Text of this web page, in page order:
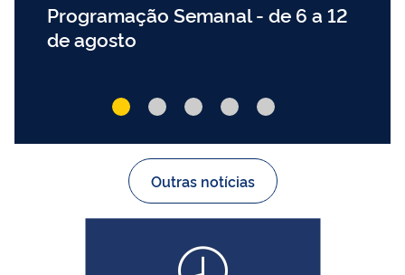
Jardim Botânico do Rio de Janeiro
em defeso eleitoral
Outras notícias